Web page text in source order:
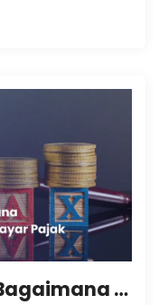
Restitusi PPN di Aceh: Bagaimana Perusahaan Mengelola Lebih Bayar Pajak secara Tepat?